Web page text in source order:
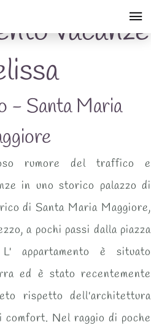
vacanze
- Santa Maria
rumore del traffico e
in uno storico palazzo di
di Santa Maria Maggiore,
, a pochi passi dalla piazza
appartamento è situato
ed è stato recentemente
rispetto dell'architettura
comfort. Nel raggio di poche